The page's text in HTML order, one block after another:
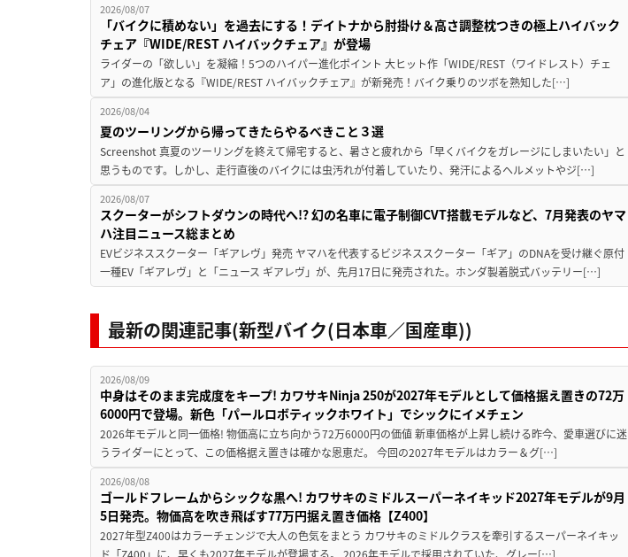
2026/08/07
「バイクに積めない」を過去にする！デイトナから肘掛け＆高さ調整枕つきの極上ハイバック
チェア『WIDE/REST ハイバックチェア』が登場
ライダーの「欲しい」を凝縮！5つのハイパー進化ポイント 大ヒット作「WIDE/REST（ワイドレスト）チェ
ア」の進化版となる『WIDE/REST ハイバックチェア』が新発売！バイク乗りのツボを熟知した[…]
2026/08/04
夏のツーリングから帰ってきたらやるべきこと３選
Screenshot 真夏のツーリングを終えて帰宅すると、暑さと疲れから「早くバイクをガレージにしまいたい」と
思うものです。しかし、走行直後のバイクには虫汚れが付着していたり、発汗によるヘルメットやジ[…]
2026/08/07
スクーターがシフトダウンの時代へ!? 幻の名車に電子制御CVT搭載モデルなど、7月発表のヤマ
ハ注目ニュース総まとめ
EVビジネススクーター「ギアレヴ」発売 ヤマハを代表するビジネススクーター「ギア」のDNAを受け継ぐ原付
一種EV「ギアレヴ」と「ニュース ギアレヴ」が、先月17日に発売された。ホンダ製着脱式バッテリー[…]
最新の関連記事(新型バイク(日本車／国産車))
2026/08/09
中身はそのまま完成度をキープ! カワサキNinja 250が2027年モデルとして価格据え置きの72万
6000円で登場。新色「パールロボティックホワイト」でシックにイメチェン
2026年モデルと同一価格! 物価高に立ち向かう72万6000円の価値 新車価格が上昇し続ける昨今、愛車選びに迷
うライダーにとって、この価格据え置きは確かな恩恵だ。 今回の2027年モデルはカラー＆グ[…]
2026/08/08
ゴールドフレームからシックな黒へ! カワサキのミドルスーパーネイキッド2027年モデルが9月
5日発売。物価高を吹き飛ばす77万円据え置き価格【Z400】
2027年型Z400はカラーチェンジで大人の色気をまとう カワサキのミドルクラスを牽引するスーパーネイキッ
ド「Z400」に、早くも2027年モデルが登場する。 2026年モデルで採用されていた、グレー[…]